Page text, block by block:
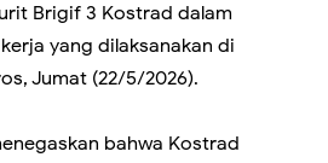
Brigif 3 Kostrad dalam
yang dilaksanakan di
Jumat (22/5/2026).
bahwa Kostrad